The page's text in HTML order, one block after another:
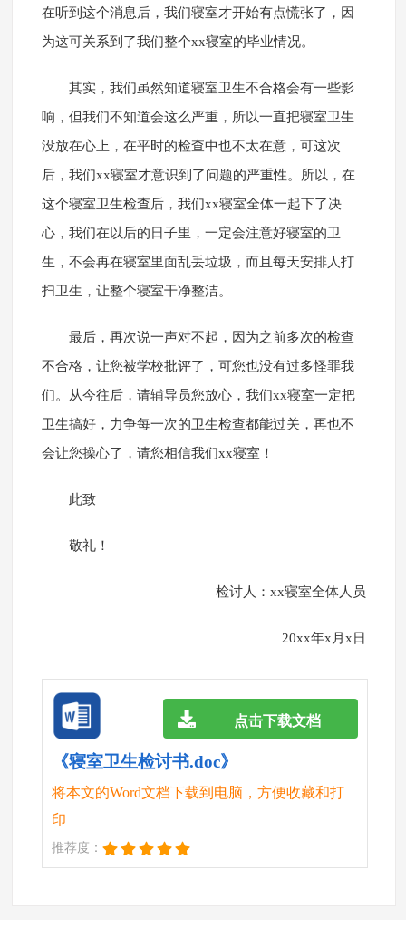
在听到这个消息后，我们寝室才开始有点慌张了，因
为这可关系到了我们整个xx寝室的毕业情况。
其实，我们虽然知道寝室卫生不合格会有一些影
响，但我们不知道会这么严重，所以一直把寝室卫生
没放在心上，在平时的检查中也不太在意，可这次
后，我们xx寝室才意识到了问题的严重性。所以，在
这个寝室卫生检查后，我们xx寝室全体一起下了决
心，我们在以后的日子里，一定会注意好寝室的卫
生，不会再在寝室里面乱丢垃圾，而且每天安排人打
扫卫生，让整个寝室干净整洁。
最后，再次说一声对不起，因为之前多次的检查
不合格，让您被学校批评了，可您也没有过多怪罪我
们。从今往后，请辅导员您放心，我们xx寝室一定把
卫生搞好，力争每一次的卫生检查都能过关，再也不
会让您操心了，请您相信我们xx寝室！
此致
敬礼！
检讨人：xx寝室全体人员
20xx年x月x日
《寝室卫生检讨书.doc》
将本文的Word文档下载到电脑，方便收藏和打
印
推荐度：
点击下载文档